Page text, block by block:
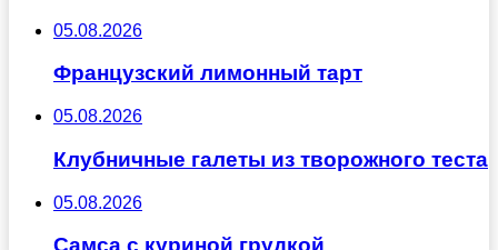
05.08.2026
Французский лимонный тарт
05.08.2026
Клубничные галеты из творожного теста
05.08.2026
Самса с куриной грудкой